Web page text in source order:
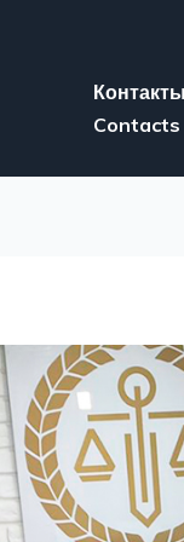
Контакты
Contacts